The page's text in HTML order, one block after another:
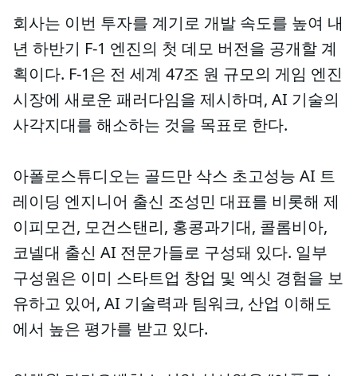
회사는 이번 투자를 계기로 개발 속도를 높여 내
년 하반기 F-1 엔진의 첫 데모 버전을 공개할 계
획이다. F-1은 전 세계 47조 원 규모의 게임 엔진
시장에 새로운 패러다임을 제시하며, AI 기술의
사각지대를 해소하는 것을 목표로 한다.
아폴로스튜디오는 골드만 삭스 초고성능 AI 트
레이딩 엔지니어 출신 조성민 대표를 비롯해 제
이피모건, 모건스탠리, 홍콩과기대, 콜롬비아,
코넬대 출신 AI 전문가들로 구성돼 있다. 일부
구성원은 이미 스타트업 창업 및 엑싯 경험을 보
유하고 있어, AI 기술력과 팀워크, 산업 이해도
에서 높은 평가를 받고 있다.